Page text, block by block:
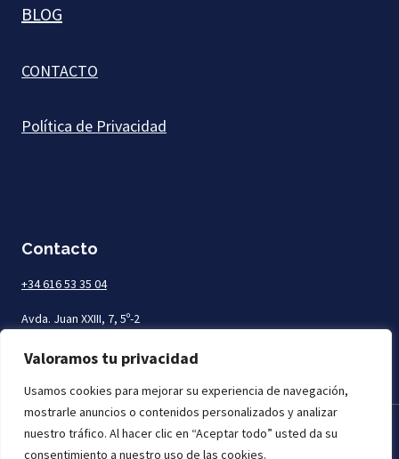
Valoramos tu privacidad
Usamos cookies para mejorar su experiencia de navegación,
mostrarle anuncios o contenidos personalizados y analizar
nuestro tráfico. Al hacer clic en “Aceptar todo” usted da su
consentimiento a nuestro uso de las cookies.
BLOG
CONTACTO
Política de Privacidad
Contacto
+34 616 53 35 04
Avda. Juan XXIII, 7, 5º-2
Las Palmas de Gran Canaria
Todos los derechos reservados. Mar Abogados © 2026